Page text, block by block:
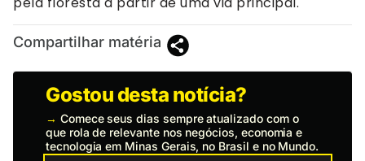
Compartilhar matéria
Gostou desta notícia?
→ Comece seus dias sempre atualizado com o
que rola de relevante nos negócios, economia e
tecnologia em Minas Gerais, no Brasil e no Mundo.